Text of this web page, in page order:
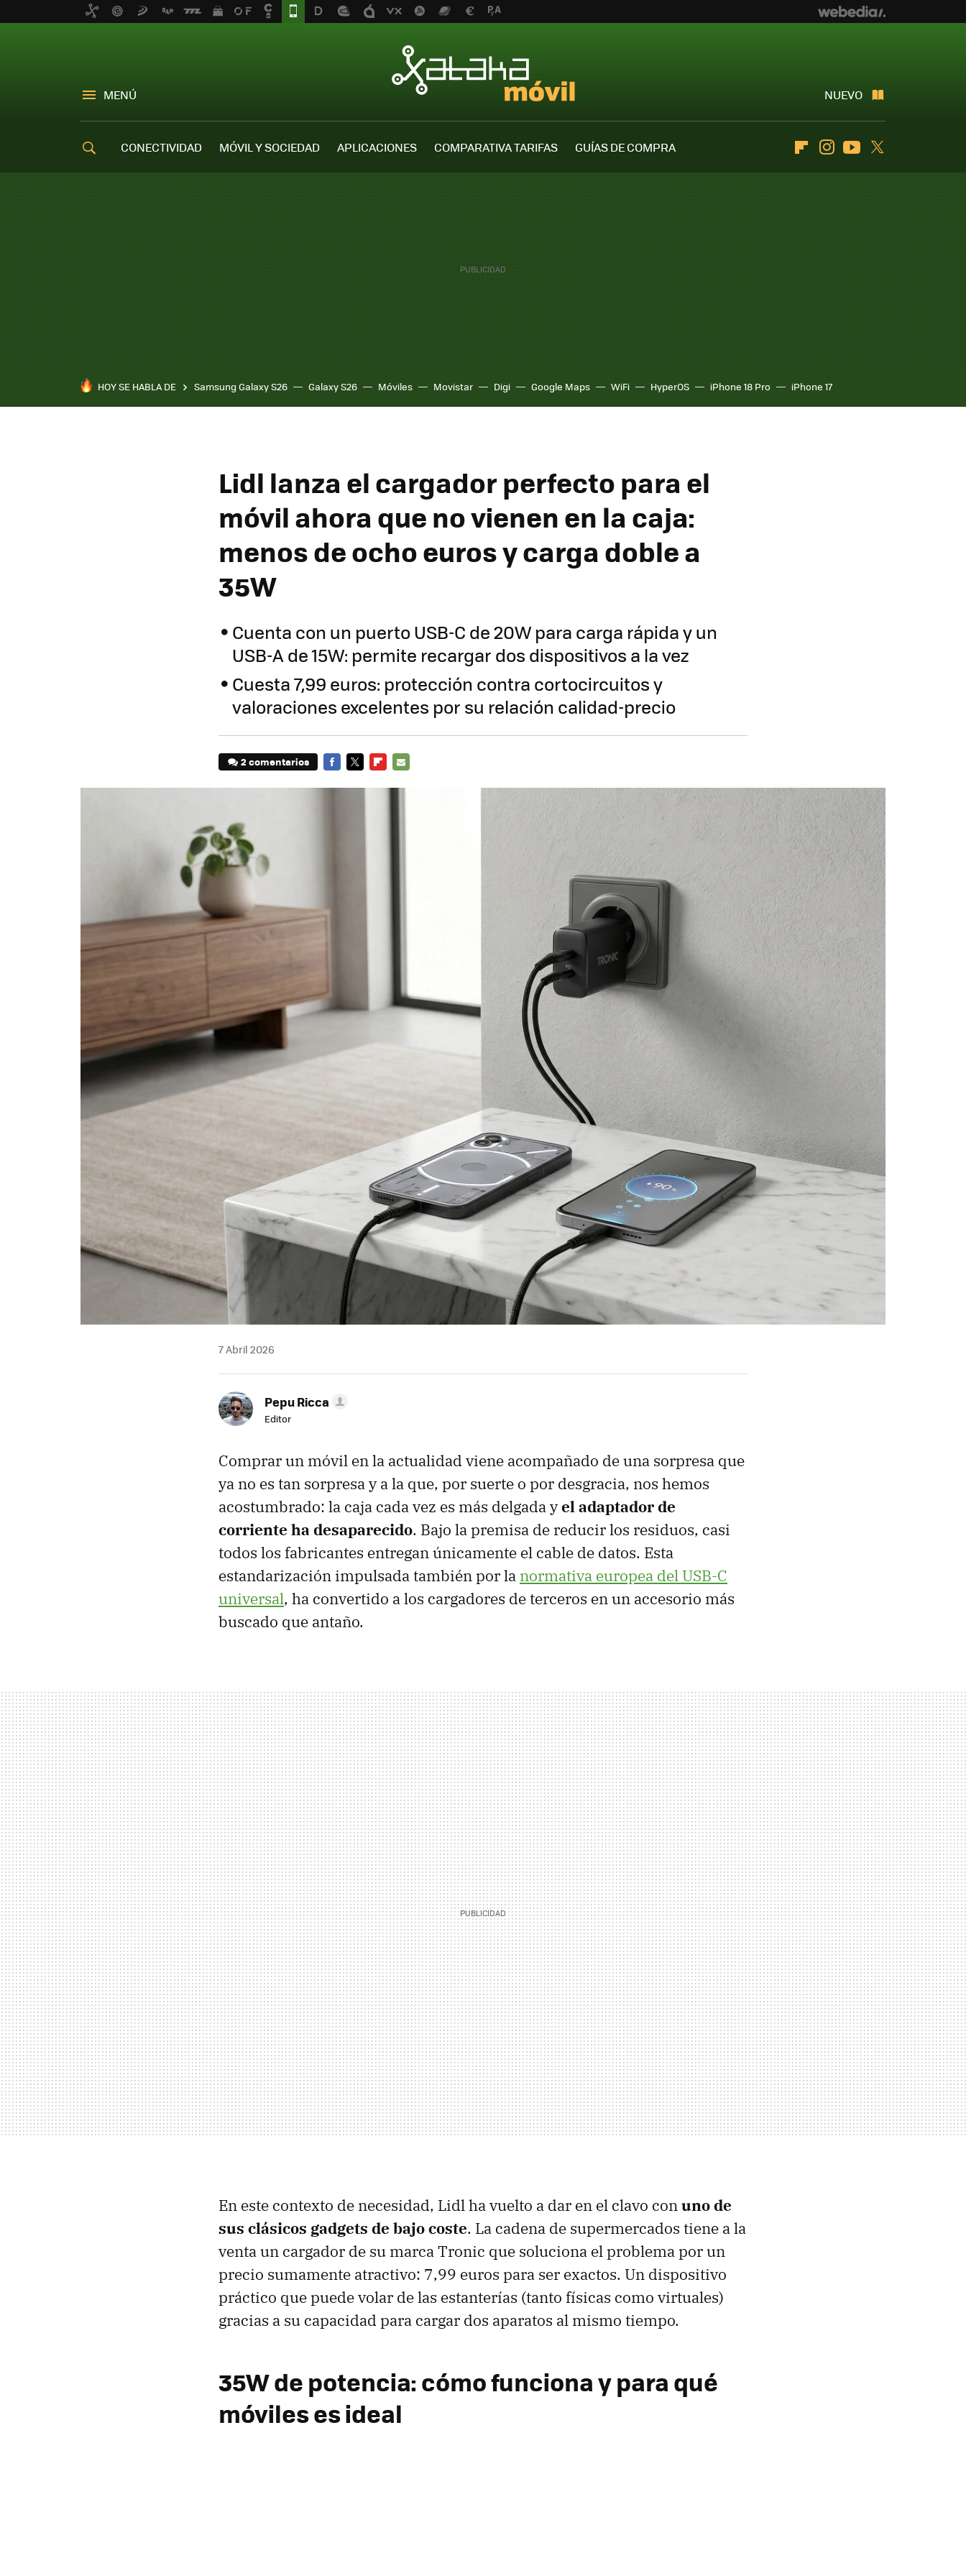
MENÚ NUEVO
CONECTIVIDAD MÓVIL Y SOCIEDAD APLICACIONES COMPARATIVA TARIFAS
GUÍAS DE COMPRA
FlipboardInstagramYoutube
HOY SE HABLA DE Samsung Galaxy S26 Galaxy S26 Móviles Movistar Digi Google Maps WiFi HyperOS iPhone 18 Pro iPhone 17
Lidl lanza el cargador perfecto para el
móvil ahora que no vienen en la caja:
menos de ocho euros y carga doble a
35W
Cuenta con un puerto USB-C de 20W para carga rápida y un
USB-A de 15W: permite recargar dos dispositivos a la vez
Cuesta 7,99 euros: protección contra cortocircuitos y
valoraciones excelentes por su relación calidad-precio
2 comentarios
7 Abril 2026
Pepu Ricca
Editor
Comprar un móvil en la actualidad viene acompañado de una sorpresa que
ya no es tan sorpresa y a la que, por suerte o por desgracia, nos hemos
acostumbrado: la caja cada vez es más delgada yel adaptador de
corriente ha desaparecido. Bajo la premisa de reducir los residuos, casi
todos los fabricantes entregan únicamente el cable de datos. Esta
estandarización impulsada también por la normativa europea del USB-C
universal, ha convertido a los cargadores de terceros en un accesorio más
buscado que antaño.
En este contexto de necesidad, Lidl ha vuelto a dar en el clavo conuno de
sus clásicos gadgets de bajo coste. La cadena de supermercados tiene a la
venta un cargador de su marca Tronic que soluciona el problema por un
precio sumamente atractivo: 7,99 euros para ser exactos. Un dispositivo
práctico que puede volar de las estanterías (tanto físicas como virtuales)
gracias a su capacidad para cargar dos aparatos al mismo tiempo.
35W de potencia: cómo funciona y para qué
móviles es ideal